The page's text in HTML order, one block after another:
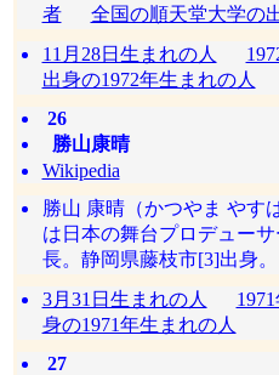
者
全国の順天堂大学の
11月28日生まれの人
出身の1972年生まれの人
26
勝山康晴
Wikipedia
勝山 康晴（かつやま やす
は日本の舞台プロデュー
長。静岡県藤枝市[3]出身。
3月31日生まれの人
身の1971年生まれの人
27